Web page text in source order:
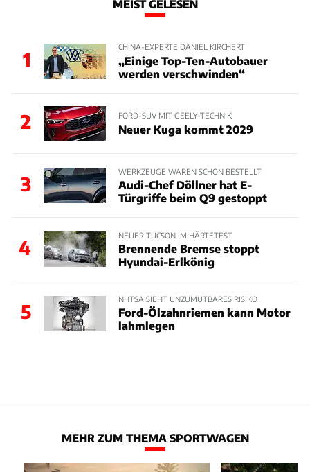
MEIST GELESEN
1
CHINA-EXPERTE DANIEL KIRCHERT
„Einige Top-Ten-Autobauer
werden verschwinden“
2 FORD-SUV MIT GEELY-TECHNIK
Neuer Kuga kommt 2029
3
WERKZEUGE WAREN SCHON BESTELLT
Audi-Chef Döllner hat E-
Türgriffe beim Q9 gestoppt
4
NEUER TUCSON IM HÄRTETEST
Brennende Bremse stoppt
Hyundai-Erlkönig
5
NHTSA SIEHT UNZUMUTBARES RISIKO
Ford-Ölzahnriemen kann Motor
lahmlegen
MEHR ZUM THEMA SPORTWAGEN